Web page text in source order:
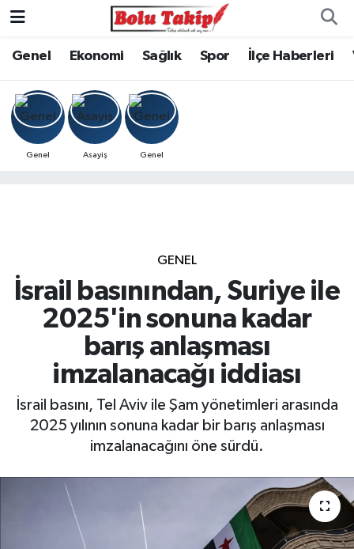
Genel Ekonomi Sağlık Spor İlçe Haberleri
Genel Asayiş Genel
GENEL
İsrail basınından, Suriye ile
2025'in sonuna kadar
barış anlaşması
imzalanacağı iddiası
İsrail basını, Tel Aviv ile Şam yönetimleri arasında
2025 yılının sonuna kadar bir barış anlaşması
imzalanacağını öne sürdü.